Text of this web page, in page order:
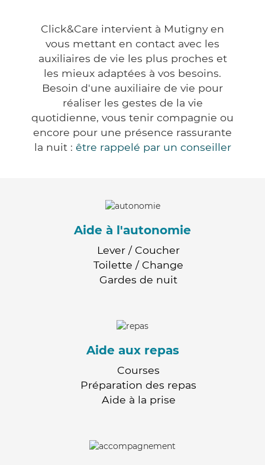
Click&Care intervient à Mutigny en
vous mettant en contact avec les
auxiliaires de vie les plus proches et
les mieux adaptées à vos besoins.
Besoin d'une auxiliaire de vie pour
réaliser les gestes de la vie
quotidienne, vous tenir compagnie ou
encore pour une présence rassurante
la nuit : être rappelé par un conseiller
Aide à l'autonomie
Lever / Coucher
Toilette / Change
Gardes de nuit
Aide aux repas
Courses
Préparation des repas
Aide à la prise